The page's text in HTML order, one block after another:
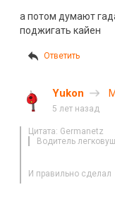
а потом думают
поджигать кайен
Ответить
Yukon
5 лет назад
Цитата: Germanetz
Водитель
И правильно сделал